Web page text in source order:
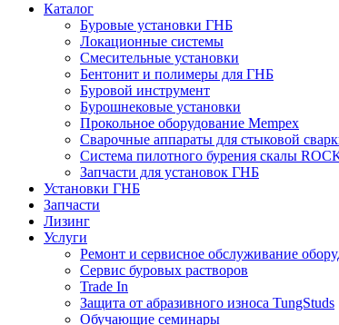
Каталог
Буровые установки ГНБ
Локационные системы
Смесительные установки
Бентонит и полимеры для ГНБ
Буровой инструмент
Бурошнековые установки
Прокольное оборудование Mempex
Сварочные аппараты для стыковой
Система пилотного бурения скалы
Запчасти для установок ГНБ
Установки ГНБ
Запчасти
Лизинг
Услуги
Ремонт и сервисное обслуживание
Сервис буровых растворов
Trade In
Защита от абразивного износа TungStuds
Обучающие семинары